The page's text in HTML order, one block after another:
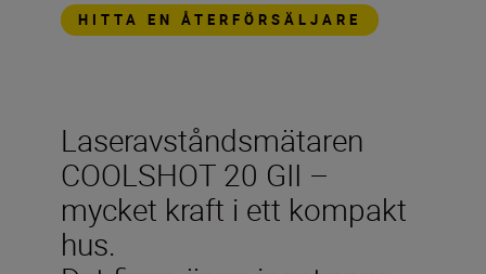
HITTA EN ÅTERFÖRSÄLJARE
Laseravståndsmätaren
COOLSHOT 20 GII –
mycket kraft i ett kompakt
hus.